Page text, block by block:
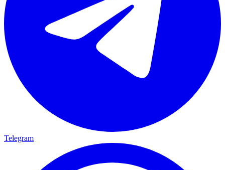
Telegram